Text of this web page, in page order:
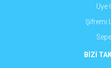
Üye
Şifremi
BİZİ